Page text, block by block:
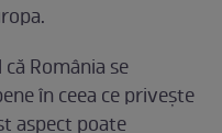
România se
în ceea ce privește
aspect poate